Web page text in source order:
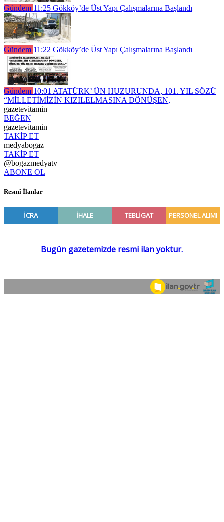
Gündem 11:25 Gökköy’de Üst Yapı Çalışmalarına Başlandı
Gündem 11:22 Gökköy’de Üst Yapı Çalışmalarına Başlandı
Gündem 10:01 ATATÜRK’ ÜN HUZURUNDA, 101. YIL SÖZÜ
“MİLLETİMİZİN KIZILELMASINA DÖNÜŞEN,
gazetevitamin
BEĞEN
gazetevitamin
TAKİP ET
medyabogaz
TAKİP ET
@bogazmedyatv
ABONE OL
Resmî İlanlar